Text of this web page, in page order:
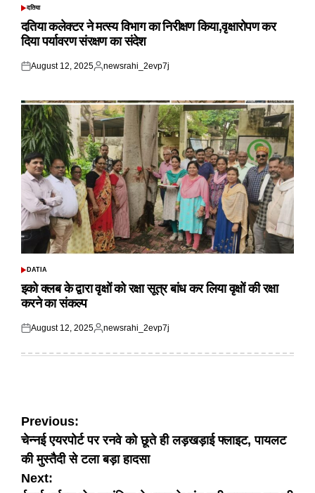
POSTED
दतिया
दतिया कलेक्टर ने मत्स्य विभाग का निरीक्षण किया,वृक्षारोपण कर
दिया पर्यावरण संरक्षण का संदेश
Posted
August 12, 2025
Posted
newsrahi_2evp7j
POSTED
DATIA
इको क्लब के द्वारा वृक्षों को रक्षा सूत्र बांध कर लिया वृक्षों की रक्षा
करने का संकल्प
Posted
August 12, 2025
Posted
newsrahi_2evp7j
Post
navigation
Previous:
चेन्नई एयरपोर्ट पर रनवे को छूते ही लड़खड़ाई फ्लाइट, पायलट
की मुस्तैदी से टला बड़ा हादसा
Next: